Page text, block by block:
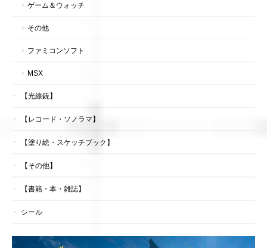
ゲーム＆ウォッチ
その他
ファミコンソフト
MSX
【光線銃】
【レコード・ソノラマ】
【塗り絵・スケッチブック】
【その他】
【書籍・本・雑誌】
シール